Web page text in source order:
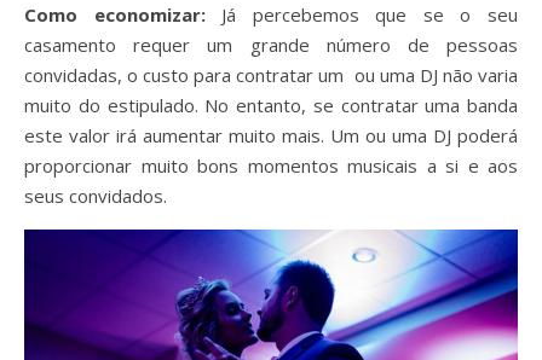
Como economizar: Já percebemos que se o seu
casamento requer um grande número de pessoas
convidadas, o custo para contratar um ou uma DJ não varia
muito do estipulado. No entanto, se contratar uma banda
este valor irá aumentar muito mais. Um ou uma DJ poderá
proporcionar muito bons momentos musicais a si e aos
seus convidados.